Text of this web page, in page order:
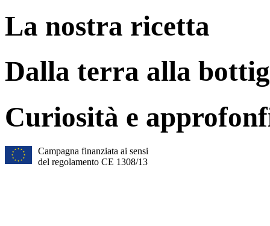
La nostra ricetta
Dalla terra alla
Curiosità e
Campagna finanziata ai sensi
del regolamento CE 1308/13